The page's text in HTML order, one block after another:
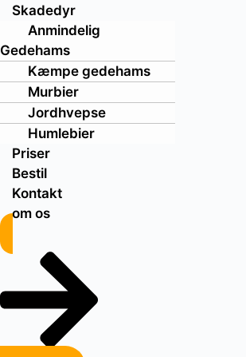
Skadedyr
Anmindelig
Gedehams
Kæmpe gedehams
Murbier
Jordhvepse
Humlebier
Priser
Bestil
Kontakt
om os